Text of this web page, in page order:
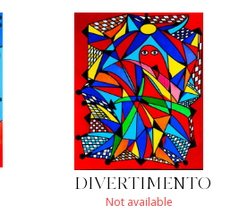
DIVERTIMENTO
Not available